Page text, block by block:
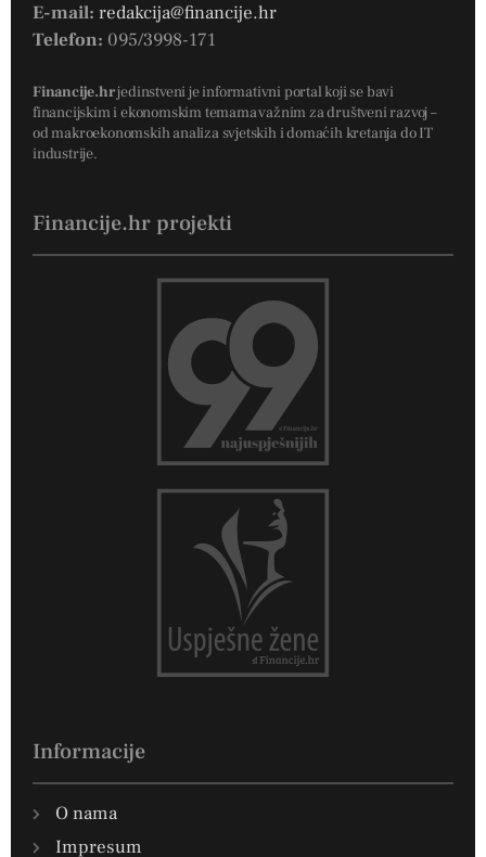
E-mail: redakcija@financije.hr
Telefon: 095/3998-171
Financije.hrjedinstveni je informativni portal koji se bavi
financijskim i ekonomskim temama važnim za društveni razvoj –
od makroekonomskih analiza svjetskih i domaćih kretanja do IT
industrije.
Financije.hr projekti
Informacije
O nama
Impresum